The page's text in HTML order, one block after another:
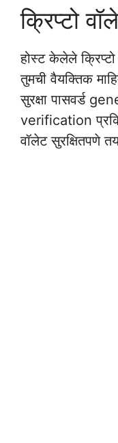
क्रिप्टो
होस्ट केलेले क्रिप्टो
तुमची वैयक्तिक
सुरक्षा पासवर्ड
verification
वॉलेट सुरक्षितपणे